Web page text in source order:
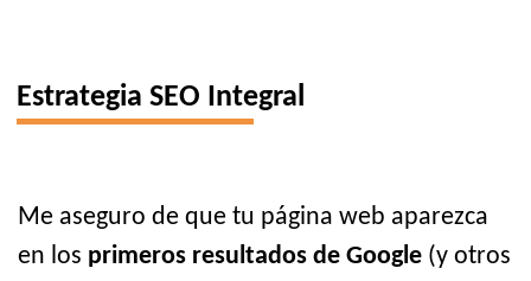
Estrategia SEO Integral
Me aseguro de que tu página web aparezca
en los primeros resultados de Google (y otros